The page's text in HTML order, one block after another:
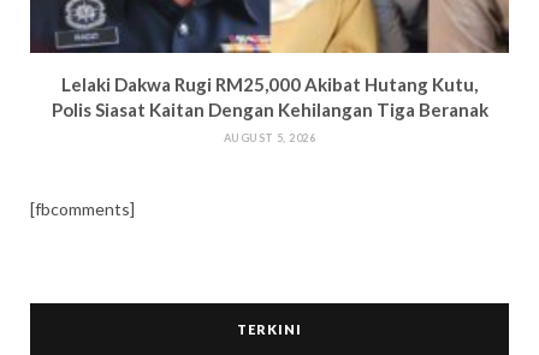
Lelaki Dakwa Rugi RM25,000 Akibat Hutang Kutu,
Polis Siasat Kaitan Dengan Kehilangan Tiga Beranak
AUGUST 5, 2026
[fbcomments]
TERKINI